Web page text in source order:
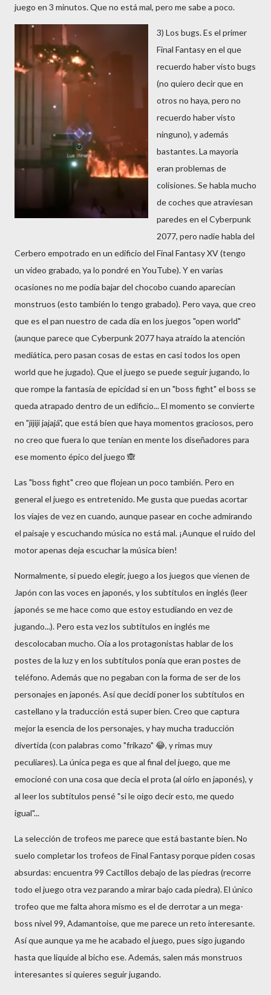
juego en 3 minutos. Que no está mal, pero me sabe a poco.
3) Los bugs. Es el primer
Final Fantasy en el que
recuerdo haber visto bugs
(no quiero decir que en
otros no haya, pero no
recuerdo haber visto
ninguno), y además
bastantes. La mayoría
eran problemas de
colisiones. Se habla mucho
de coches que atraviesan
paredes en el Cyberpunk
2077, pero nadie habla del
Cerbero empotrado en un edificio del Final Fantasy XV (tengo
un video grabado, ya lo pondré en YouTube). Y en varias
ocasiones no me podía bajar del chocobo cuando aparecían
monstruos (esto también lo tengo grabado). Pero vaya, que creo
que es el pan nuestro de cada día en los juegos "open world"
(aunque parece que Cyberpunk 2077 haya atraído la atención
mediática, pero pasan cosas de estas en casi todos los open
world que he jugado). Que el juego se puede seguir jugando, lo
que rompe la fantasía de epicidad si en un "boss fight" el boss se
queda atrapado dentro de un edificio... El momento se convierte
en "jijijí jajajá", que está bien que haya momentos graciosos, pero
no creo que fuera lo que tenían en mente los diseñadores para
ese momento épico del juego 🙈
Las "boss fight" creo que flojean un poco también. Pero en
general el juego es entretenido. Me gusta que puedas acortar
los viajes de vez en cuando, aunque pasear en coche admirando
el paisaje y escuchando música no está mal. ¡Aunque el ruido del
motor apenas deja escuchar la música bien!
Normalmente, si puedo elegir, juego a los juegos que vienen de
Japón con las voces en japonés, y los subtítulos en inglés (leer
japonés se me hace como que estoy estudiando en vez de
jugando...). Pero esta vez los subtítulos en inglés me
descolocaban mucho. Oía a los protagonistas hablar de los
postes de la luz y en los subtítulos ponía que eran postes de
teléfono. Además que no pegaban con la forma de ser de los
personajes en japonés. Así que decidí poner los subtítulos en
castellano y la traducción está super bien. Creo que captura
mejor la esencia de los personajes, y hay mucha traducción
divertida (con palabras como "frikazo" 😂, y rimas muy
peculiares). La única pega es que al final del juego, que me
emocioné con una cosa que decía el prota (al oírlo en japonés), y
al leer los subtítulos pensé "si le oigo decir esto, me quedo
igual"...
La selección de trofeos me parece que está bastante bien. No
suelo completar los trofeos de Final Fantasy porque piden cosas
absurdas: encuentra 99 Cactillos debajo de las piedras (recorre
todo el juego otra vez parando a mirar bajo cada piedra). El único
trofeo que me falta ahora mismo es el de derrotar a un mega-
boss nivel 99, Adamantoise, que me parece un reto interesante.
Así que aunque ya me he acabado el juego, pues sigo jugando
hasta que liquide al bicho ese. Además, salen más monstruos
interesantes si quieres seguir jugando.